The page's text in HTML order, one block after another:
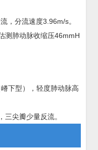
，分流速度3.96m/s。
测肺动脉收缩压46mmH
下型），轻度肺动脉高
三尖瓣少量反流。